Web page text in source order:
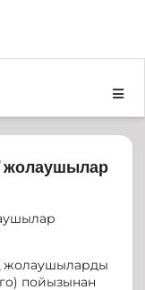
жолаушылар
пойызынан